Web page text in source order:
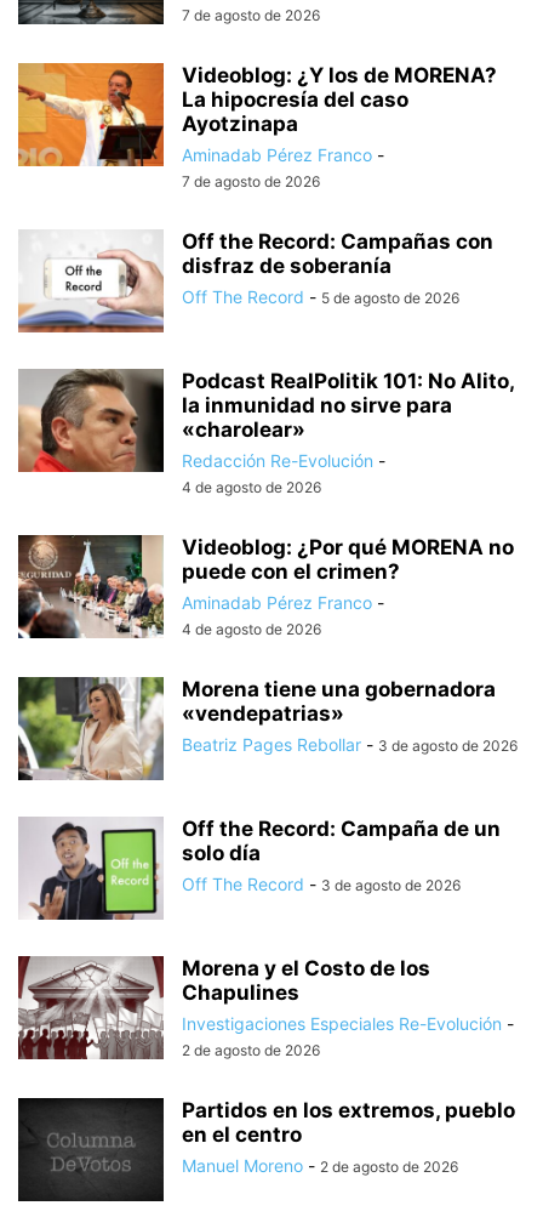
7 de agosto de 2026
Videoblog: ¿Y los de MORENA?
La hipocresía del caso
Ayotzinapa
Aminadab Pérez Franco -
7 de agosto de 2026
Off the Record: Campañas con
disfraz de soberanía
Off The Record - 5 de agosto de 2026
Podcast RealPolitik 101: No Alito,
la inmunidad no sirve para
«charolear»
Redacción Re-Evolución -
4 de agosto de 2026
Videoblog: ¿Por qué MORENA no
puede con el crimen?
Aminadab Pérez Franco -
4 de agosto de 2026
Morena tiene una gobernadora
«vendepatrias»
Beatriz Pages Rebollar - 3 de agosto de 2026
Off the Record: Campaña de un
solo día
Off The Record - 3 de agosto de 2026
Morena y el Costo de los
Chapulines
Investigaciones Especiales Re-Evolución -
2 de agosto de 2026
Partidos en los extremos, pueblo
en el centro
Manuel Moreno - 2 de agosto de 2026